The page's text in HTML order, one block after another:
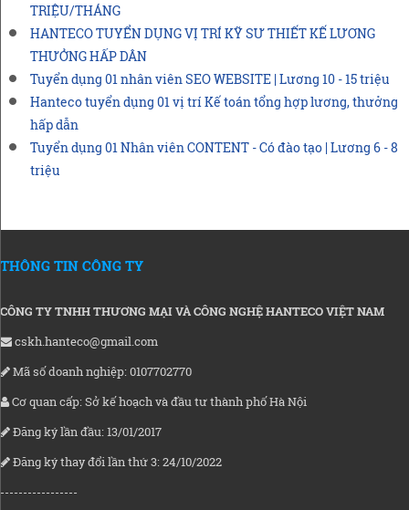
TRIỆU/THÁNG
HANTECO TUYỂN DỤNG VỊ TRÍ KỸ SƯ THIẾT KẾ LƯƠNG
THƯỞNG HẤP DÂN
Tuyển dụng 01 nhân viên SEO WEBSITE | Lương 10 - 15 triệu
Hanteco tuyển dụng 01 vị trí Kế toán tổng hợp lương, thưởng
hấp dẫn
Tuyển dụng 01 Nhân viên CONTENT - Có đào tạo | Lương 6 - 8
triệu
THÔNG TIN CÔNG TY
CÔNG TY TNHH THƯƠNG MẠI VÀ CÔNG NGHỆ HANTECO VIỆT NAM
cskh.hanteco@gmail.com
Mã số doanh nghiệp: 0107702770
Cơ quan cấp: Sở kế hoạch và đầu tư thành phố Hà Nội
Đăng ký lần đầu: 13/01/2017
Đăng ký thay đổi lần thứ 3: 24/10/2022
-----------------